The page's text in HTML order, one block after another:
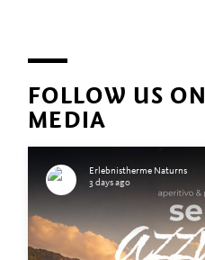
FOLLOW US
MEDIA
Erlebnistherme Naturns
3 days ago